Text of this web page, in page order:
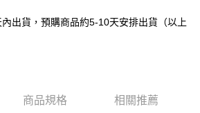
流程】
先享後付」後，將跳轉至「AFTEE先享後付」
下不需立刻繳費，但若您需要取消訂單，請聯絡
含以上)免運費
出貨，預購商品約5-10天安排出貨（以上
商品規格 相關推薦